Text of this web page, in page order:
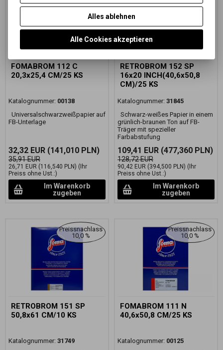
FOMABROM 112 C
20,3x25,4 CM/25 KS
Katalognummer: 00138
Universalschwarzweißpapier auf
FB-Unterlage
32,32 EUR (141,010 PLN)
35,91 EUR
26,71 EUR (116,540 PLN) (Ihr
Preiss ohne Ust.:)
Im Warenkorb
zugeben
RETROBROM 152 SP
16x20 INCH(40,6x50,8
CM)/25 KS
Katalognummer: 31845
Schwarz-weißes Papier in einem
grünlich-braunen Ton auf FB-
Träger mit spezieller
Farbabstufung
109,41 EUR (477,360 PLN)
128,72 EUR
90,42 EUR (394,500 PLN) (Ihr
Preiss ohne Ust.:)
Im Warenkorb
zugeben
Preissnachlass
10,0 %
RETROBROM 151 SP
50,8x61 CM/10 KS
Katalognummer: 31749
Preissnachlass
10,0 %
FOMABROM 111 N
40,6x50,8 CM/25 KS
Katalognummer: 00125
Alles ablehnen
Alle Cookies akzeptieren